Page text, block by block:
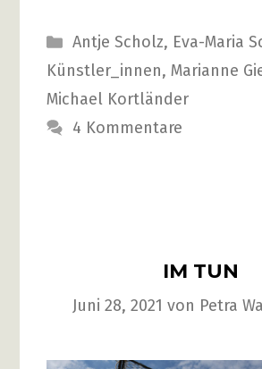
Kategorien
Antje Scholz, Eva-Maria
Künstler_innen,Marianne
Michael Kortländer
4 Kommentare
IM TUN
Juni 28, 2021 von Petra